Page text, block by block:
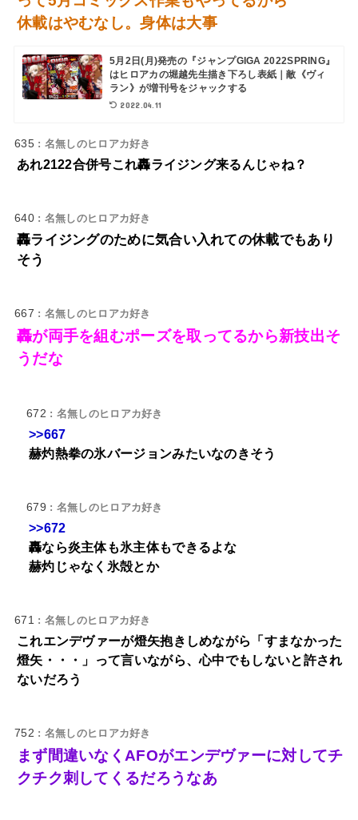
休載はやむなし。身体は大事
5月2日(月)発売の『ジャンプGIGA 2022SPRING』
はヒロアカの堀越先生描き下ろし表紙｜敵《ヴィ
ラン》が増刊号をジャックする
2022.04.11
635 : 名無しのヒロアカ好き
あれ2122合併号これ轟ライジング来るんじゃね？
640 : 名無しのヒロアカ好き
轟ライジングのために気合い入れての休載でもあり
そう
667 : 名無しのヒロアカ好き
轟が両手を組むポーズを取ってるから新技出そ
うだな
672 : 名無しのヒロアカ好き
>>667
赫灼熱拳の氷バージョンみたいなのきそう
679 : 名無しのヒロアカ好き
>>672
轟なら炎主体も氷主体もできるよな
赫灼じゃなく氷殻とか
671 : 名無しのヒロアカ好き
これエンデヴァーが燈矢抱きしめながら「すまなかった
燈矢・・・」って言いながら、心中でもしないと許され
ないだろう
752 : 名無しのヒロアカ好き
まず間違いなくAFOがエンデヴァーに対してチ
クチク刺してくるだろうなあ